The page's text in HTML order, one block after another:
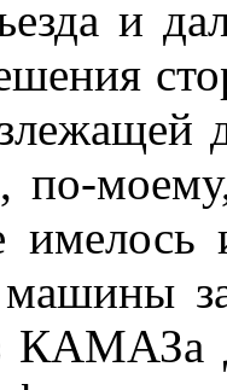
и
по-
имелось
КАМАЗа